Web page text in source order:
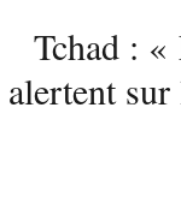
Tchad :
alertent sur